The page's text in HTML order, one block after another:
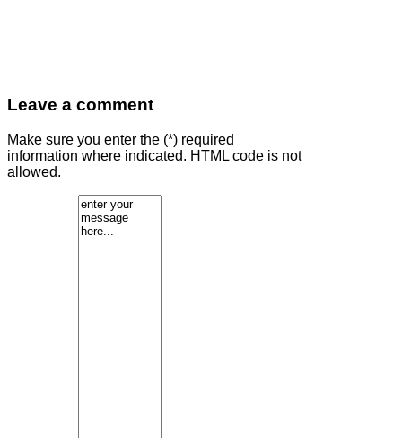
Leave a comment
Make sure you enter the (*) required
information where indicated. HTML code is not
allowed.